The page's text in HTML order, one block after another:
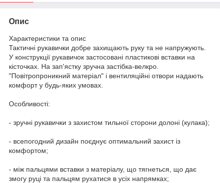
Опис
Характеристики та опис
Тактичні рукавички добре захищають руку та не напружують.
У конструкції рукавичок застосовані пластикові вставки на
кісточках. На зап'ястку зручна застібка-велкро.
"Повітропроникний матеріал" і вентиляційні отвори надають
комфорт у будь-яких умовах.
Особливості:
- зручні рукавички з захистом тильної сторони долоні (кулака);
- всепогодний дизайн поєднує оптимальний захист із
комфортом;
- між пальцями вставки з матеріалу, що тягнеться, що дає
змогу руці та пальцям рухатися в усіх напрямках;